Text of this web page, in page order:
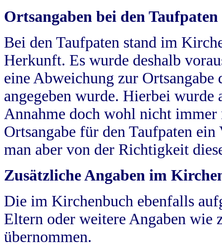
Ortsangaben bei den Taufpaten
Bei den Taufpaten stand im
Herkunft. Es wurde deshalb
eine Abweichung zur
angegeben wurde. Hierbei wurde
Annahme doch wohl nicht
Ortsangabe für den Taufpaten
man aber von der Richtigkeit
Zusätzliche Angaben im
Die im Kirchenbuch ebenfalls
Eltern oder weitere Angaben wie
übernommen.